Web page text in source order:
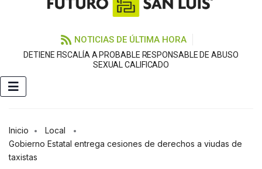
NOTICIAS DE ÚLTIMA HORA
DETIENE FISCALÍA A PROBABLE RESPONSABLE DE ABUSO
SEXUAL CALIFICADO
Inicio
Local
Gobierno Estatal entrega cesiones de derechos a viudas de
taxistas